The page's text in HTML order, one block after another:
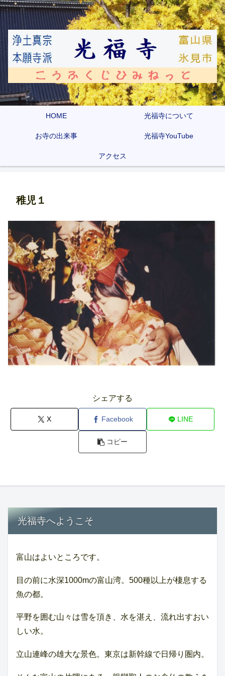
HOME 光福寺について
お寺の出来事 光福寺YouTube
アクセス
稚児１
シェアする
X Facebook LINE
コピー
光福寺へようこそ
富山はよいところです。
目の前に水深1000mの富山湾。500種以上が棲息する
魚の都。
平野を囲む山々は雪を頂き、水を湛え、流れ出すおい
しい水。
立山連峰の雄大な景色。東京は新幹線で日帰り圏内。